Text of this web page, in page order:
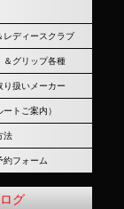
レディースクラブ
＆グリップ各種
り扱いメーカー
トご案内）
法
約フォーム
グ